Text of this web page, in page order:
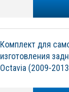
Комплект для
изготовления
Octavia (2009-